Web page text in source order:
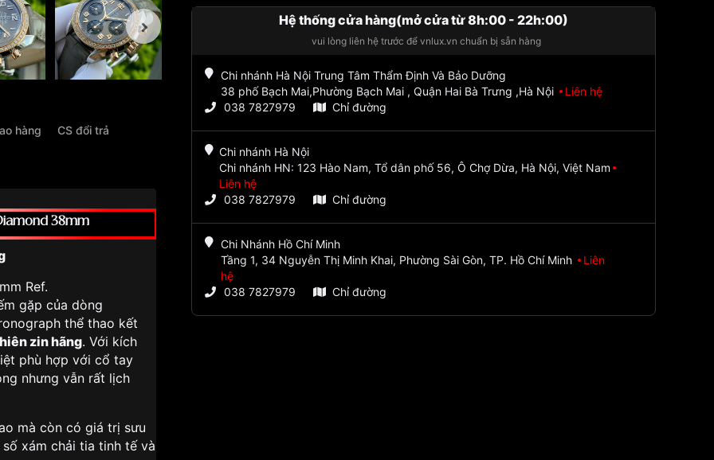
hàng CS đổi trả
38mm
Ref.
gặp của dòng
thể thao kết
zin hãng. Với kích
phù hợp với cổ tay
nhưng vẫn rất lịch
mà còn có giá trị sưu
xám chải tia tinh tế và
Hệ thống cửa hàng(mở cửa từ 8h:00 - 22h:00)
vui lòng liên hệ trước để vnlux.vn chuẩn bị sẵn hàng
Chi nhánh Hà Nội Trung Tâm Thẩm Định Và Bảo Dưỡng
38 phố Bạch Mai,Phường Bạch Mai , Quận Hai Bà Trưng ,Hà Nội
Liên hệ
038 7827979
Chỉ đường
Chi nhánh Hà Nội
Chi nhánh HN: 123 Hào Nam, Tổ dân phố 56, Ô Chợ Dừa, Hà Nội, Việt Nam
Liên hệ
038 7827979
Chỉ đường
Chi Nhánh Hồ Chí Minh
Tầng 1, 34 Nguyễn Thị Minh Khai, Phường Sài Gòn, TP. Hồ Chí Minh
Liên
hệ
038 7827979
Chỉ đường